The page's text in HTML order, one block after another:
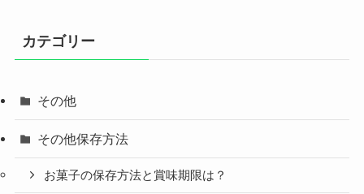
カテゴリー
その他
その他保存方法
お菓子の保存方法と賞味期限は？